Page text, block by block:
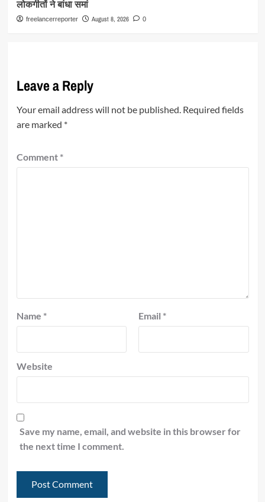
लोकगीतों ने बांधा समां
freelancerreporter August 8, 2026 0
Leave a Reply
Your email address will not be published. Required fields
are marked *
Comment *
Name * Email *
Website
Save my name, email, and website in this browser for
the next time I comment.